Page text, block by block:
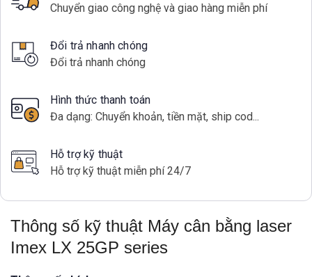
Chuyển giao công nghệ và giao hàng miễn phí
Đổi trả nhanh chóng
Đổi trả nhanh chóng
Hình thức thanh toán
Đa dạng: Chuyển khoản, tiền mặt, ship cod...
Hỗ trợ kỹ thuật
Hỗ trợ kỹ thuật miễn phí 24/7
Thông số kỹ thuật Máy cân bằng laser
Imex LX 25GP series